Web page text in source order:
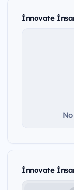
İnnovate
İnnovate